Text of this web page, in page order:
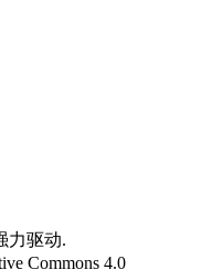
力驱动.
Commons 4.0